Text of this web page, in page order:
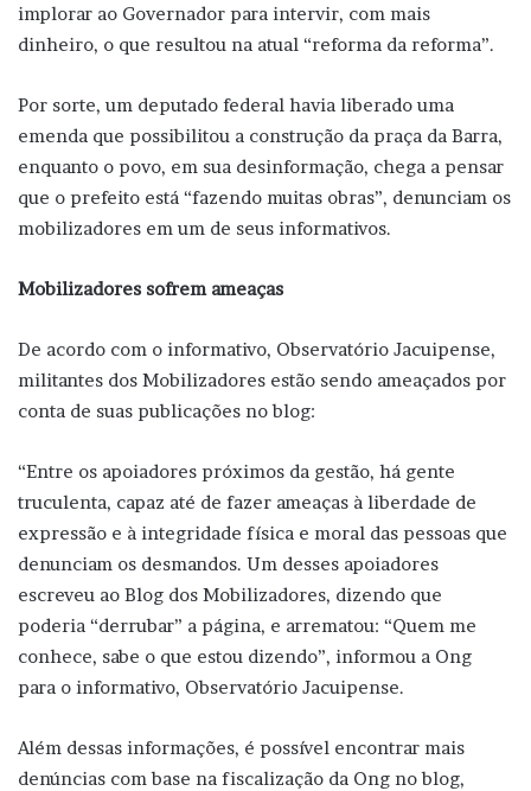
implorar ao Governador para intervir, com mais
dinheiro, o que resultou na atual “reforma da reforma”.
Por sorte, um deputado federal havia liberado uma
emenda que possibilitou a construção da praça da Barra,
enquanto o povo, em sua desinformação, chega a pensar
que o prefeito está “fazendo muitas obras”, denunciam os
mobilizadores em um de seus informativos.
Mobilizadores sofrem ameaças
De acordo com o informativo, Observatório Jacuipense,
militantes dos Mobilizadores estão sendo ameaçados por
conta de suas publicações no blog:
“Entre os apoiadores próximos da gestão, há gente
truculenta, capaz até de fazer ameaças à liberdade de
expressão e à integridade física e moral das pessoas que
denunciam os desmandos. Um desses apoiadores
escreveu ao Blog dos Mobilizadores, dizendo que
poderia “derrubar” a página, e arrematou: “Quem me
conhece, sabe o que estou dizendo”, informou a Ong
para o informativo, Observatório Jacuipense.
Além dessas informações, é possível encontrar mais
denúncias com base na fiscalização da Ong no blog,